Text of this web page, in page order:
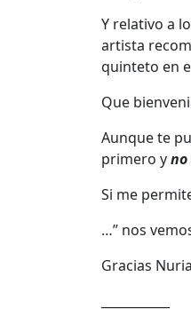
Y relativo a
artista
quinteto en
Que
Aunque te
primero yno
Si me
…” nos
Gracias